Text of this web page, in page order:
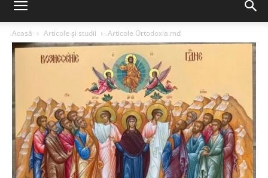
Acasă
Articole şi studii Articole Ortodoxia.md